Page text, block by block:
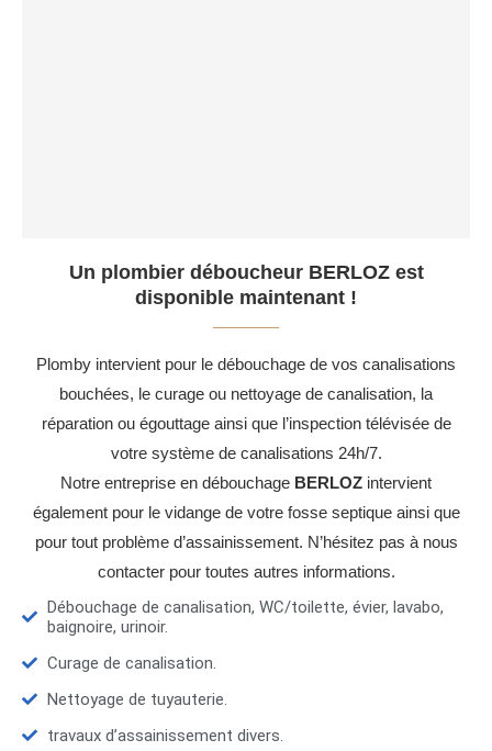
Un plombier déboucheur BERLOZ est
disponible maintenant !
Plomby intervient pour le débouchage de vos canalisations
bouchées, le curage ou nettoyage de canalisation, la
réparation ou égouttage ainsi que l’inspection télévisée de
votre système de canalisations 24h/7.
Notre entreprise en débouchage BERLOZ intervient
également pour le vidange de votre fosse septique ainsi que
pour tout problème d’assainissement. N’hésitez pas à nous
contacter pour toutes autres informations.
Débouchage de canalisation, WC/toilette, évier, lavabo,
baignoire, urinoir.
Curage de canalisation.
Nettoyage de tuyauterie.
travaux d’assainissement divers.